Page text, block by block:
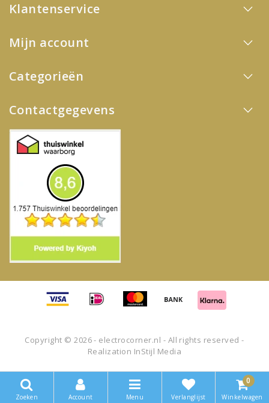
Klantenservice
Mijn account
Categorieën
Contactgegevens
Copyright © 2026 - electrocorner.nl - All rights reserved -
Realization InStijl Media
Zoeken Account Menu Verlanglijst
0
Winkelwagen